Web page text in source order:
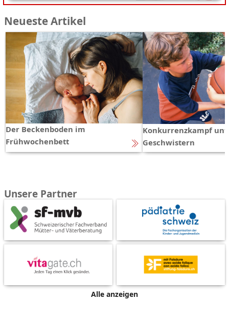
Neueste Artikel
Der Beckenboden im
Frühwochenbett
Konkurrenzkampf
Geschwistern
Unsere Partner
Alle anzeigen